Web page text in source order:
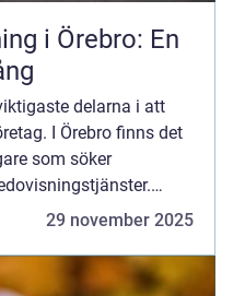
i Örebro: En
delarna i att
I Örebro finns det
som söker
29 november 2025